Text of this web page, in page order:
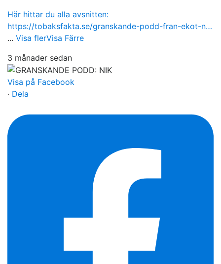
Här hittar du alla avsnitten:
https://tobaksfakta.se/granskande-podd-fran-ekot-n…
... Visa flerVisa Färre
3 månader sedan
Visa på Facebook
· Dela